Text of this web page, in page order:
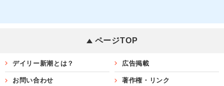
ページTOP
デイリー新潮とは？ 広告掲載
お問い合わせ 著作権・リンク